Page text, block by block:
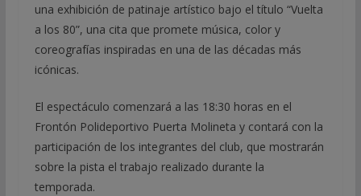
una exhibición de patinaje artístico bajo el título “Vuelta
a los 80”, una cita que promete música, color y
coreografías inspiradas en una de las décadas más
icónicas.
El espectáculo comenzará a las 18:30 horas en el
Frontón Polideportivo Puerta Molineta y contará con la
participación de los integrantes del club, que mostrarán
sobre la pista el trabajo realizado durante la
temporada.